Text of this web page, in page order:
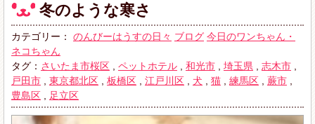
冬のような寒さ
カテゴリー： のんびーはうすの日々 ブログ 今日のワンちゃん・
ネコちゃん
タグ： さいたま市桜区 ペットホテル 和光市 埼玉県 志木市
戸田市
東京都北区 板橋区 江戸川区 犬 猫 練馬区 蕨市
豊島区
足立区